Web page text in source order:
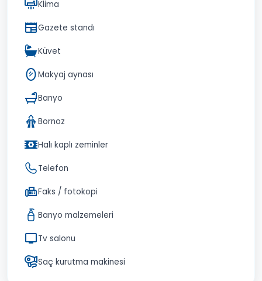
Klima
Gazete standı
Küvet
Makyaj aynası
Banyo
Bornoz
Halı kaplı zeminler
Telefon
Faks / fotokopi
Banyo malzemeleri
Tv salonu
Saç kurutma makinesi